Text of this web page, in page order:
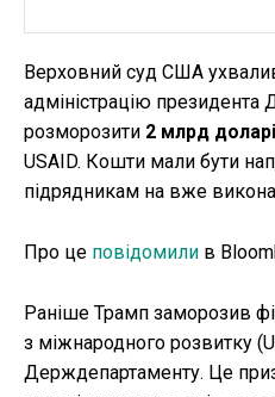
Верховний суд США
адміністрацію президента
розморозити 2 млрд
USAID. Кошти мали бути
підрядникам на вже
Про це повідомили в
Раніше Трамп заморозив
з міжнародного розвитку
Держдепартаменту. Це